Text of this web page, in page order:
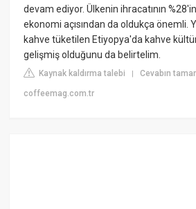
devam ediyor. Ülkenin ihracatının
ekonomi açısından da oldukça önemli.
kahve tüketilen Etiyopya'da kahve
gelişmiş olduğunu da belirtelim.
Kaynak kaldırma talebi |Cevabın
coffeemag.com.tr